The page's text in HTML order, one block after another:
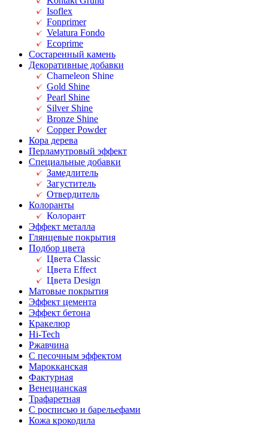
Isoflex
Fonprimer
Velatura Fondo
Ecoprime
Состаренный камень
Декоративные добавки
Chameleon Shine
Gold Shine
Pearl Shine
Silver Shine
Bronze Shine
Copper Powder
Кора дерева
Перламутровый эффект
Специальные добавки
Замедлитель
Загуститель
Отвердитель
Колоранты
Колорант
Эффект металла
Глянцевые покрытия
Подбор цвета
Цвета Classic
Цвета Effect
Цвета Design
Матовые покрытия
Эффект цемента
Эффект бетона
Кракелюр
Hi-Tech
Ржавчина
С песочным эффектом
Марокканская
Фактурная
Венецианская
Трафаретная
С росписью и барельефами
Кожа крокодила